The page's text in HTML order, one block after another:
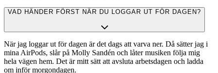
VAD HÄNDER FÖRST NÄR DU LOGGAR UT FÖR DAGEN?
När jag loggar ut för dagen är det dags att varva ner. Då sätter jag i
mina AirPods, slår på Molly Sandén och låter musiken följa mig
hela vägen hem. Det är mitt sätt att avsluta arbetsdagen och ladda
om inför morgondagen.